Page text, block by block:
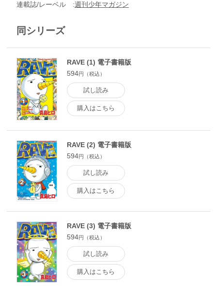
連載誌/レーベル
週刊少年マガジン
同シリーズ
RAVE (1) 電子書籍版
594円（税込）
試し読み
購入はこちら
RAVE (2) 電子書籍版
594円（税込）
試し読み
購入はこちら
RAVE (3) 電子書籍版
594円（税込）
試し読み
購入はこちら